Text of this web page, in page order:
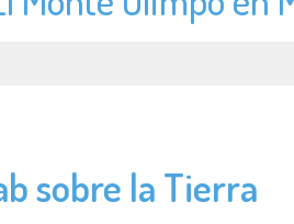
sobre la Tierra